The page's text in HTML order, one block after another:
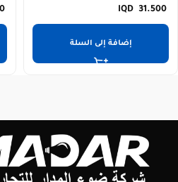
31.500
إضافة إلى السلة